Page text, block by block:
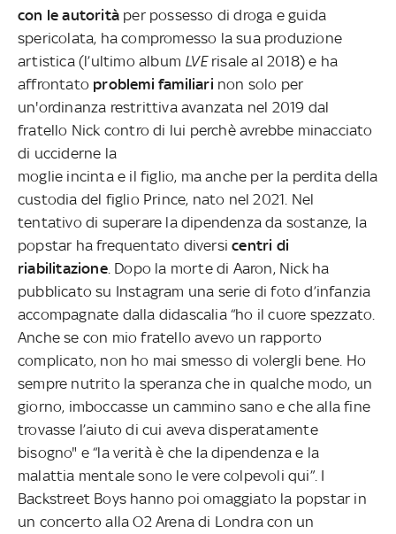
con le autorità per possesso di droga e guida
spericolata, ha compromesso la sua produzione
artistica (l’ultimo album LVErisale al 2018) e ha
affrontato problemi familiari non solo per
un'ordinanza restrittiva avanzata nel 2019 dal
fratello Nick contro di lui perchè avrebbe minacciato
di ucciderne la
moglie incinta e il figlio, ma anche per la perdita della
custodia del figlio Prince, nato nel 2021. Nel
tentativo di superare la dipendenza da sostanze, la
popstar ha frequentato diversicentri di
riabilitazione. Dopo la morte di Aaron, Nick ha
pubblicato su Instagram una serie di foto d’infanzia
accompagnate dalla didascalia “ho il cuore spezzato.
Anche se con mio fratello avevo un rapporto
complicato, non ho mai smesso di volergli bene. Ho
sempre nutrito la speranza che in qualche modo, un
giorno, imboccasse un cammino sano e che alla fine
trovasse l’aiuto di cui aveva disperatamente
bisogno" e “la verità è che la dipendenza e la
malattia mentale sono le vere colpevoli qui”. I
Backstreet Boys hanno poi omaggiato la popstar in
un concerto alla O2 Arena di Londra con un